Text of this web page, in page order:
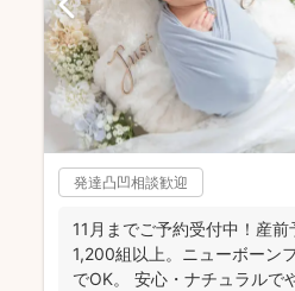
発達凸凹相談歓迎
11月までご予約受付中！産
1,200組以上。ニューボーン
でOK。 安心・ナチュラルで